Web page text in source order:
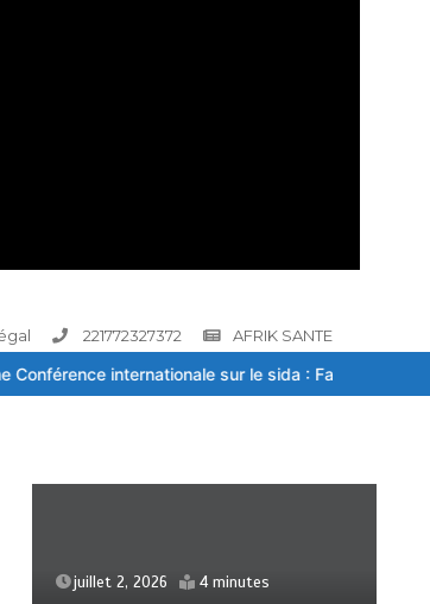
221772327372 AFRIK SANTE
sur le sida : Face à la baisse des financements, la
juillet 2, 2026 4 minutes